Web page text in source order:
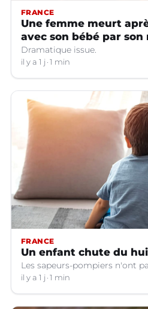
FRANCE
Une femme meurt
avec son bébé par son
Dramatique issue.
il y a 1 j 1 min
FRANCE
Un enfant chute du
Les sapeurs-pompiers n'ont
il y a 1 j 1 min